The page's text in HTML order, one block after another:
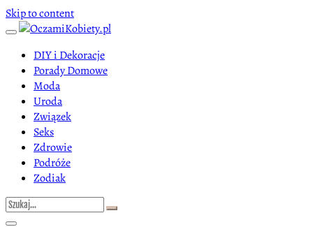
Skip to content
DIY i Dekoracje
Porady Domowe
Moda
Uroda
Związek
Seks
Zdrowie
Podróże
Zodiak